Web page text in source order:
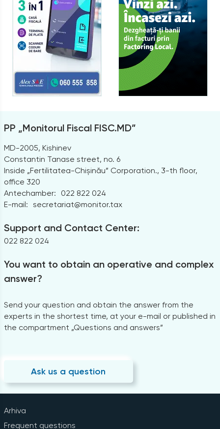
PP „Monitorul Fiscal FISC.MD”
MD-2005, Kishinev
Constantin Tanase street, no. 6
Inside „Fertilitatea-Chișinău” Corporation., 3-th floor,
office 320
Antechamber:
022 822 024
E-mail: secretariat@monitor.tax
Support and Contact Center:
022 822 024
You want to obtain an operative and complex
answer?
Send your question and obtain the answer from the
experts in the shortest time, at your e-mail or published in
the compartment „Questions and answers”
Ask us a question
Arhiva
Frequent questions